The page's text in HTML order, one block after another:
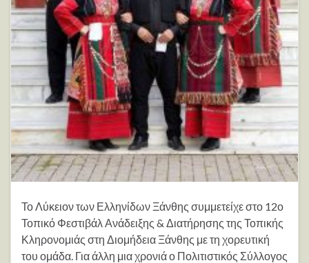
Το Λύκειον των Ελληνίδων Ξάνθης συμμετείχε στο 12ο
Τοπικό Φεστιβάλ Ανάδειξης & Διατήρησης της Τοπικής
Κληρονομιάς στη Διομήδεια Ξάνθης με τη χορευτική
του ομάδα. Για άλλη μια χρονιά ο Πολιτιστικός Σύλλογος